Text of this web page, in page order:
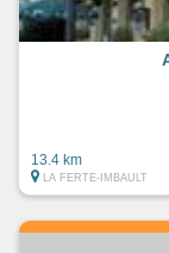
13.4 km
LA FERTE-IMBAULT